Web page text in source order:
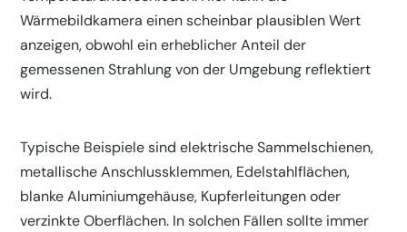
Wärmebildkamera einen scheinbar plausiblen Wert
anzeigen, obwohl ein erheblicher Anteil der
gemessenen Strahlung von der Umgebung reflektiert
wird.
Typische Beispiele sind elektrische Sammelschienen,
metallische Anschlussklemmen, Edelstahlflächen,
blanke Aluminiumgehäuse, Kupferleitungen oder
verzinkte Oberflächen. In solchen Fällen sollte immer